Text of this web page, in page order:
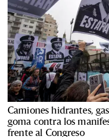
Camiones hidrantes,
goma contra los
frente al Congreso